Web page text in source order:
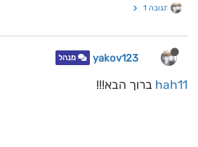
תגובה 1
yakov123 מנהל
hah11 ברוך הבא!!!